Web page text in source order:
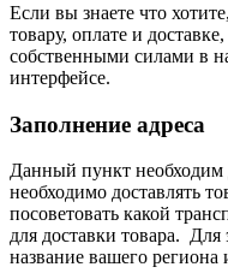
Если вы знаете что
товару, оплате и
собственными силами в
интерфейсе.
Заполнение адреса
Данный пункт необходим
необходимо доставлять
посоветовать какой
для доставки товара. Для
название вашего региона